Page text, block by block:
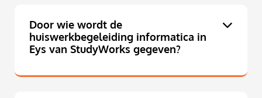
Door wie wordt de
huiswerkbegeleiding informatica in
Eys van StudyWorks gegeven?